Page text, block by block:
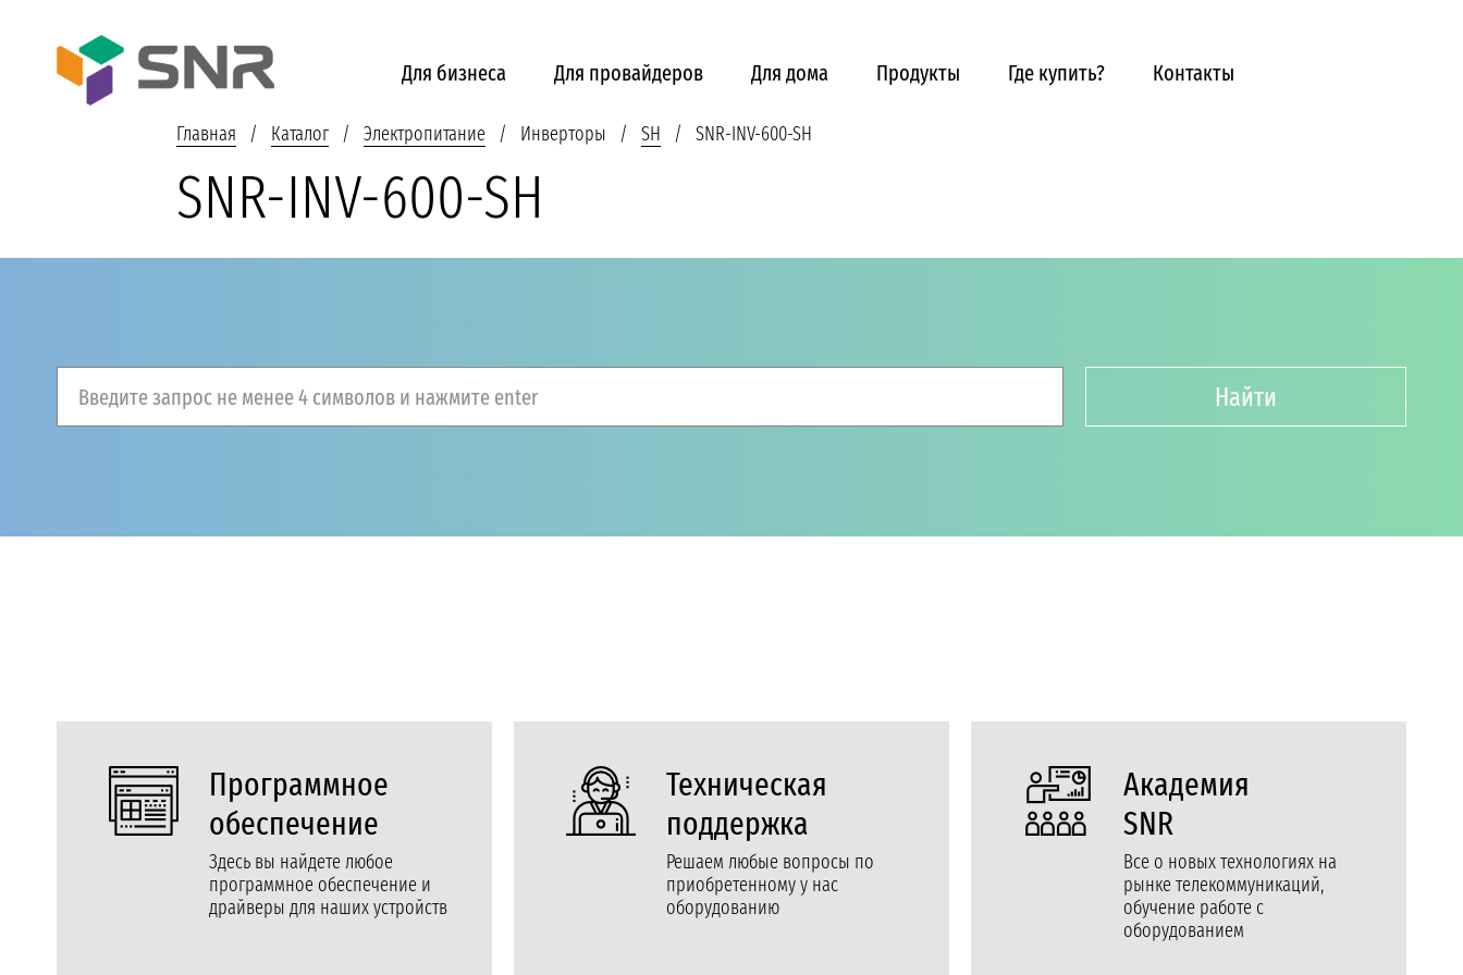
Для бизнеса Для провайдеров Для дома Продукты Где купить? Контакты
Главная Каталог Электропитание Инверторы SH SNR-INV-600-SH
SNR-INV-600-SH
Введите запрос не менее 4 символов и нажмите enter Найти
Программное
обеспечение
Здесь вы найдете любое
программное обеспечение и
драйверы для наших устройств
Техническая
поддержка
Решаем любые вопросы по
приобретенному у нас
оборудованию
Академия
SNR
Все о новых технологиях на
рынке телекоммуникаций,
обучение работе с
оборудованием